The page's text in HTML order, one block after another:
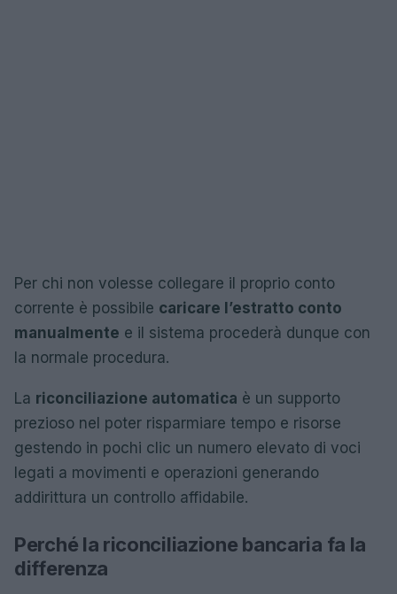
Per chi non volesse collegare il proprio conto
corrente è possibile caricare l’estratto conto
manualmente e il sistema procederà dunque con
la normale procedura.
La riconciliazione automatica è un supporto
prezioso nel poter risparmiare tempo e risorse
gestendo in pochi clic un numero elevato di voci
legati a movimenti e operazioni generando
addirittura un controllo affidabile.
Perché la riconciliazione bancaria fa la
differenza